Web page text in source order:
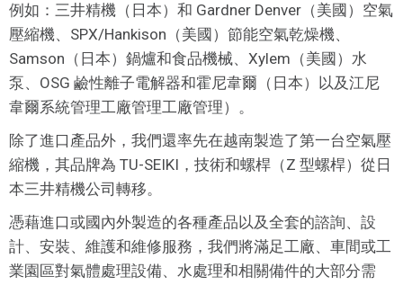
例如：三井精機（日本）和 Gardner Denver（美國）空氣
壓縮機、SPX/Hankison（美國）節能空氣乾燥機、
Samson（日本）鍋爐和食品機械、Xylem（美國）水
泵、OSG 鹼性離子電解器和霍尼韋爾（日本）以及江尼
韋爾系統管理工廠管理工廠管理）。
除了進口產品外，我們還率先在越南製造了第一台空氣壓
縮機，其品牌為 TU-SEIKI，技術和螺桿（Z 型螺桿）從日
本三井精機公司轉移。
憑藉進口或國內外製造的各種產品以及全套的諮詢、設
計、安裝、維護和維修服務，我們將滿足工廠、車間或工
業園區對氣體處理設備、水處理和相關備件的大部分需